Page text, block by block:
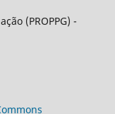
(PROPPG) -